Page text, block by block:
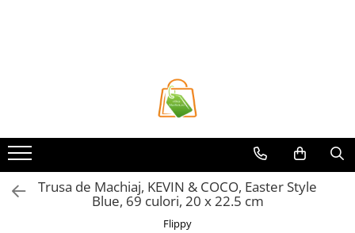
Accesorii Birou si Consumabile
Articole pentru baie
Articole pentru Bucatarie
Accesorii Bucătărie
Trusa de Machiaj, KEVIN & COCO, Easter Style
Blue, 69 culori, 20 x 22.5 cm
Flippy